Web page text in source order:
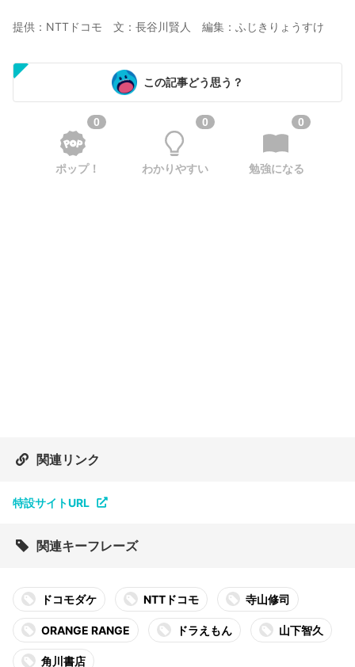
提供：NTTドコモ 文：長谷川賢人 編集：ふじきりょうすけ
この記事どう思う？
0
ポップ！
0
わかりやすい
0
勉強になる
関連リンク
特設サイトURL
関連キーフレーズ
ドコモダケ NTTドコモ 寺山修司
ORANGE RANGE ドラえもん 山下智久
角川書店